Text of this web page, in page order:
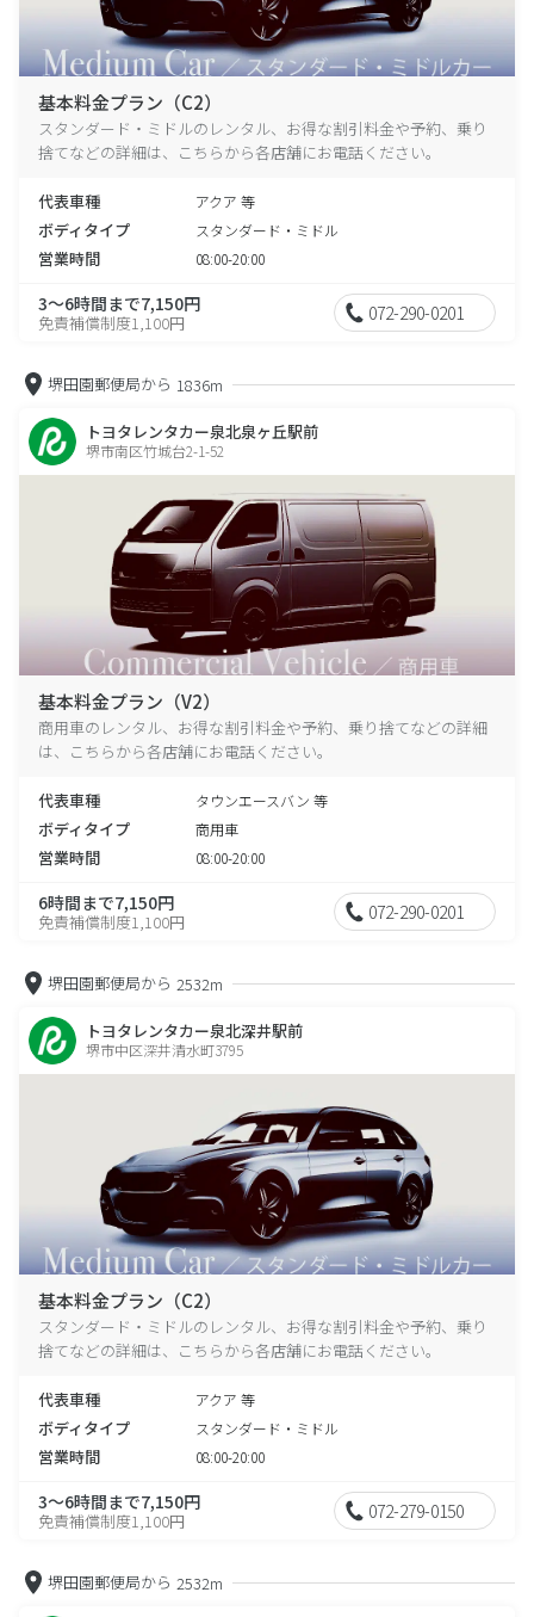
基本料金プラン（C2）
スタンダード・ミドルのレンタル、お得な割引料金や予約、乗り
捨てなどの詳細は、こちらから各店舗にお電話ください。
代表車種 アクア 等
ボディタイプ スタンダード・ミドル
営業時間 08:00-20:00
3～6時間まで7,150円
免責補償制度1,100円 072-290-0201
堺田園郵便局から 1836m
トヨタレンタカー泉北泉ヶ丘駅前
堺市南区竹城台2-1-52
基本料金プラン（V2）
商用車のレンタル、お得な割引料金や予約、乗り捨てなどの詳細
は、こちらから各店舗にお電話ください。
代表車種 タウンエースバン 等
ボディタイプ 商用車
営業時間 08:00-20:00
6時間まで7,150円
免責補償制度1,100円 072-290-0201
堺田園郵便局から 2532m
トヨタレンタカー泉北深井駅前
堺市中区深井清水町3795
基本料金プラン（C2）
スタンダード・ミドルのレンタル、お得な割引料金や予約、乗り
捨てなどの詳細は、こちらから各店舗にお電話ください。
代表車種 アクア 等
ボディタイプ スタンダード・ミドル
営業時間 08:00-20:00
3～6時間まで7,150円
免責補償制度1,100円 072-279-0150
堺田園郵便局から 2532m